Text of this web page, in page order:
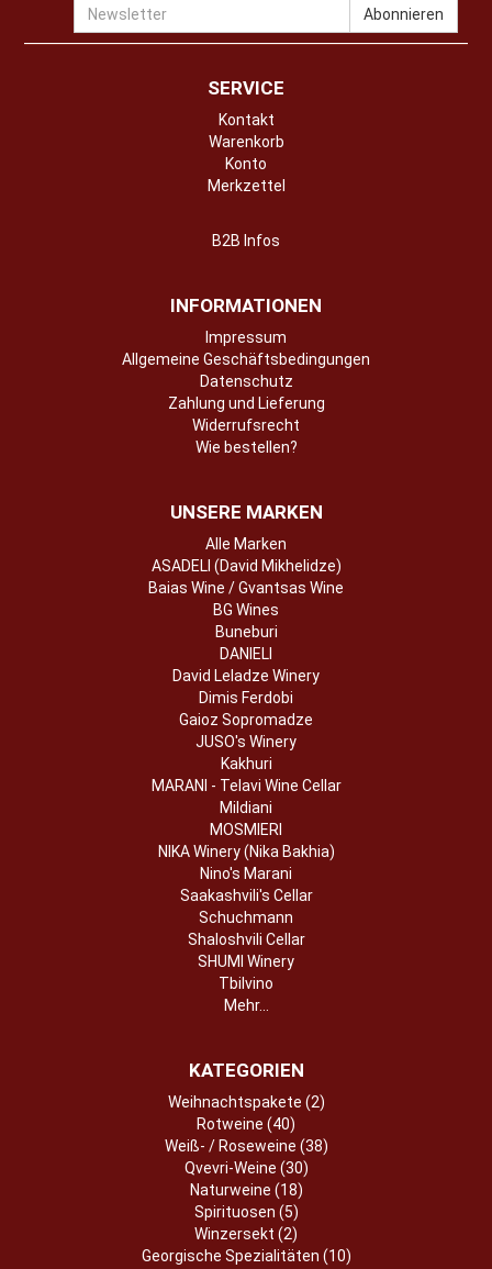
Newsletter Abonnieren
SERVICE
Kontakt
Warenkorb
Konto
Merkzettel
B2B Infos
INFORMATIONEN
Impressum
Allgemeine Geschäftsbedingungen
Datenschutz
Zahlung und Lieferung
Widerrufsrecht
Wie bestellen?
UNSERE MARKEN
Alle Marken
ASADELI (David Mikhelidze)
Baias Wine / Gvantsas Wine
BG Wines
Buneburi
DANIELI
David Leladze Winery
Dimis Ferdobi
Gaioz Sopromadze
JUSO's Winery
Kakhuri
MARANI - Telavi Wine Cellar
Mildiani
MOSMIERI
NIKA Winery (Nika Bakhia)
Nino's Marani
Saakashvili's Cellar
Schuchmann
Shaloshvili Cellar
SHUMI Winery
Tbilvino
Mehr...
KATEGORIEN
Weihnachtspakete (2)
Rotweine (40)
Weiß- / Roseweine (38)
Qvevri-Weine (30)
Naturweine (18)
Spirituosen (5)
Winzersekt (2)
Georgische Spezialitäten (10)